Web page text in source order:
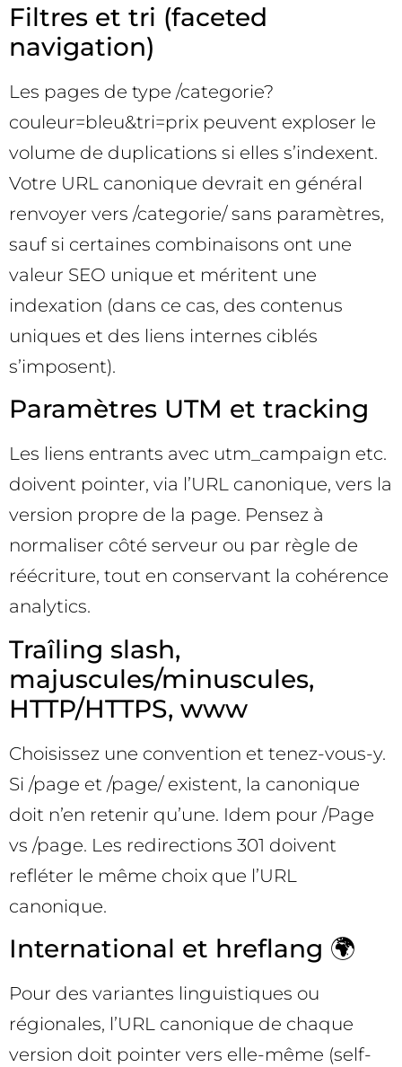
Filtres et tri (faceted
navigation)
Les pages de type /categorie?
couleur=bleu&tri=prix peuvent exploser le
volume de duplications si elles s’indexent.
Votre URL canonique devrait en général
renvoyer vers /categorie/ sans paramètres,
sauf si certaines combinaisons ont une
valeur SEO unique et méritent une
indexation (dans ce cas, des contenus
uniques et des liens internes ciblés
s’imposent).
Paramètres UTM et tracking
Les liens entrants avec utm_campaign etc.
doivent pointer, via l’URL canonique, vers la
version propre de la page. Pensez à
normaliser côté serveur ou par règle de
réécriture, tout en conservant la cohérence
analytics.
Traîling slash,
majuscules/minuscules,
HTTP/HTTPS, www
Choisissez une convention et tenez-vous-y.
Si /page et /page/ existent, la canonique
doit n’en retenir qu’une. Idem pour /Page
vs /page. Les redirections 301 doivent
refléter le même choix que l’URL
canonique.
International et hreflang 🌍
Pour des variantes linguistiques ou
régionales, l’URL canonique de chaque
version doit pointer vers elle-même (self-